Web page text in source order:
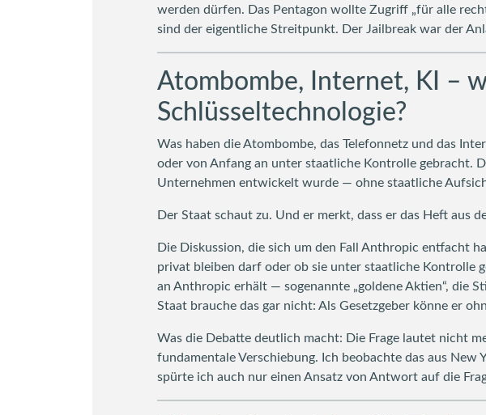
werden dürfen. Das Pentagon wollte Zugriff „für alle
sind der eigentliche Streitpunkt. Der Jailbreak war der
Atombombe, Internet, KI –
Schlüsseltechnologie?
Was haben die Atombombe, das Telefonnetz und das
oder von Anfang an unter staatliche Kontrolle gebracht.
Unternehmen entwickelt wurde — ohne staatliche
Der Staat schaut zu. Und er merkt, dass er das Heft aus
Die Diskussion, die sich um den Fall Anthropic entfacht
privat bleiben darf oder ob sie unter staatliche Kontrolle
an Anthropic erhält — sogenannte „goldene Aktien“, die
Staat brauche das gar nicht: Als Gesetzgeber könne er
Was die Debatte deutlich macht: Die Frage lautet nicht
fundamentale Verschiebung. Ich beobachte das aus
spürte ich auch nur einen Ansatz von Antwort auf die